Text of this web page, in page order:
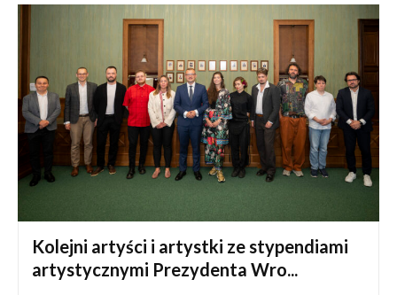
Kolejni artyści i artystki ze stypendiami
artystycznymi Prezydenta Wro...